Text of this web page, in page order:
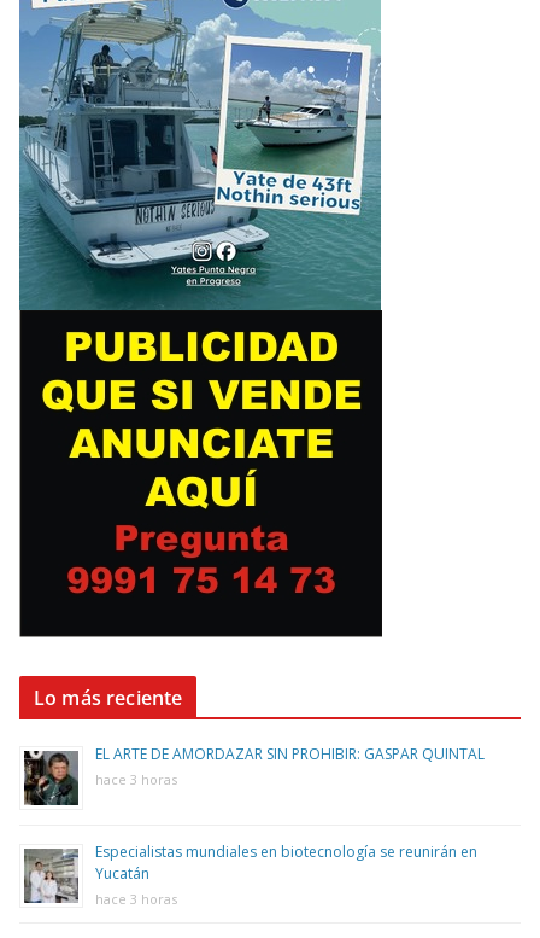
Lo más reciente
EL ARTE DE AMORDAZAR SIN PROHIBIR: GASPAR QUINTAL
hace 3 horas
Especialistas mundiales en biotecnología se reunirán en
Yucatán
hace 3 horas